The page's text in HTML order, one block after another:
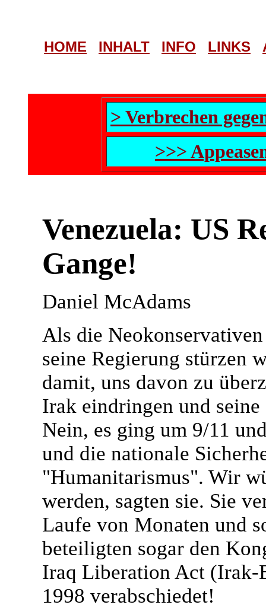
HOME INHALT INFO LINKS
> Verbrechen
>>>
Venezuela: US
Gange!
Daniel McAdams
Als die
seine Regierung stürzen
damit, uns davon zu
Irak eindringen und
Nein, es ging um 9/11
und die nationale
"Humanitarismus". Wir
werden, sagten sie. Sie
Laufe von Monaten und
beteiligten sogar den
Iraq Liberation Act (Irak-
1998 verabschiedet!